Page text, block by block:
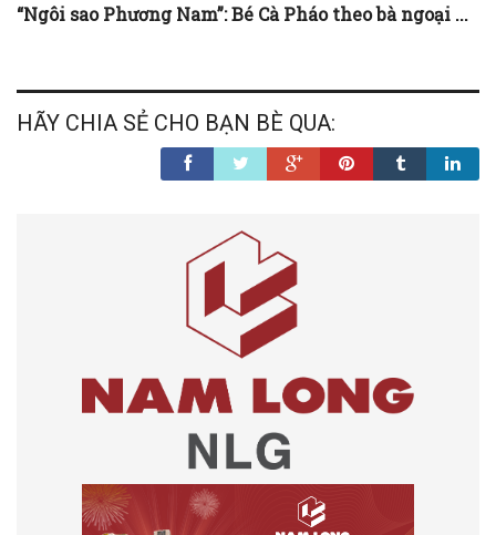
“Ngôi sao Phương Nam”: Bé Cà Pháo theo bà ngoại ...
HÃY CHIA SẺ CHO BẠN BÈ QUA: